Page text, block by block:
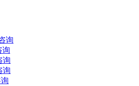
询
询
询
询